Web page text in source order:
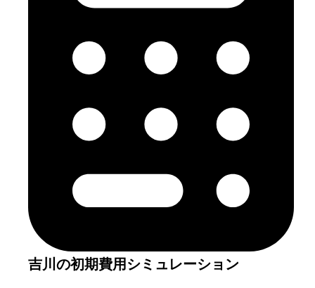
吉川 の初期費用シミュレーション